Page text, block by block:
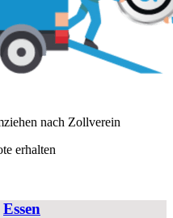
nach Zollverein
erhalten
Essen